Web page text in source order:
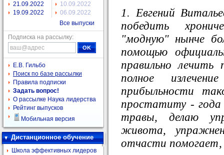
21.09.2022
19.09.2022
10.09.2022
06.09.2022
Все выпуски
Подписка на рассылку:
Е.В. Гильбо
Поиск по базе рассылки
Правила подписки
Задать вопрос!
О рассылке Наука лидерства
Рейтинг выпусков
Мобильная версия
Дистанционное обучение
Школа эффективных лидеров
1. Евгений
победить
"модную" нынче
помощью
правильно
полное
прибыльности
простатиту - года
травы, делаю
живота,
отчасти помогает,